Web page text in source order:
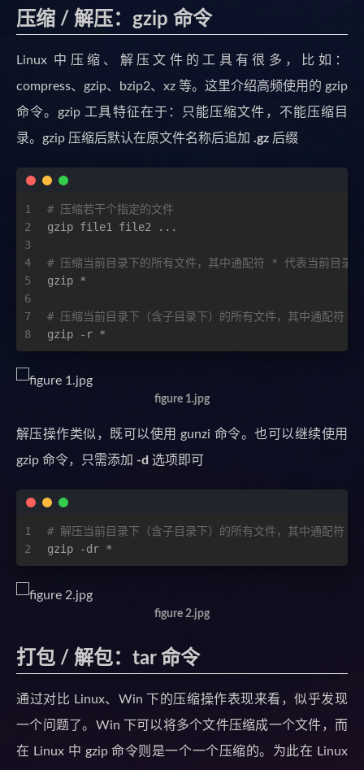
压缩 / 解压：gzip 命令
Linux 中压缩、解压文件的工具有很多，比如：
compress、gzip、bzip2、xz 等。这里介绍高频使用的 gzip
命令。gzip 工具特征在于：只能压缩文件，不能压缩目
录。gzip 压缩后默认在原文件名称后追加 .gz 后缀
1
2
3
4
5
6
7
8
# 压缩若干个指定的文件
gzip file1 file2 ...
# 压缩当前目录下的所有文件，其中通配符 * 代表当前目录
gzip *
# 压缩当前目录下（含子目录下）的所有文件，其中通配符 *
gzip -r *
figure 1.jpg
解压操作类似，既可以使用 gunzi 命令。也可以继续使用
gzip 命令，只需添加 -d 选项即可
1
2
# 解压当前目录下（含子目录下）的所有文件，其中通配符 *
gzip -dr *
figure 2.jpg
打包 / 解包：tar 命令
通过对比 Linux、Win 下的压缩操作表现来看，似乎发现
一个问题了。Win 下可以将多个文件压缩成一个文件，而
在 Linux 中 gzip 命令则是一个一个压缩的。为此在 Linux